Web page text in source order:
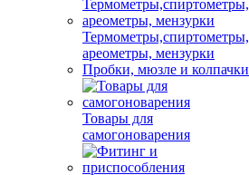
Термометры,спиртометры,
ареометры, мензурки
Пробки, мюзле и колпачки
Товары для
самогоноварения